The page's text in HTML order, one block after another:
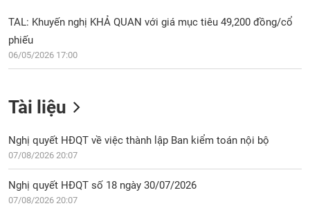
TAL: Khuyến nghị KHẢ QUAN với giá mục tiêu 49,200 đồng/cổ
phiếu
06/05/2026 17:00
Tài liệu
Nghị quyết HĐQT về việc thành lập Ban kiểm toán nội bộ
07/08/2026 20:07
Nghị quyết HĐQT số 18 ngày 30/07/2026
07/08/2026 20:07